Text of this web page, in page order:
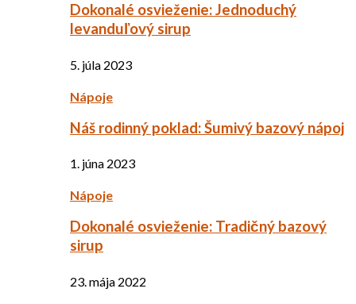
Dokonalé osvieženie: Jednoduchý
levanduľový sirup
5. júla 2023
Nápoje
Náš rodinný poklad: Šumivý bazový nápoj
1. júna 2023
Nápoje
Dokonalé osvieženie: Tradičný bazový
sirup
23. mája 2022